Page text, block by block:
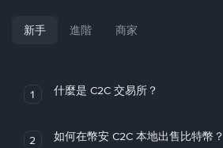
新手 進階 商家
1 什麼是 C2C 交易所？
2 如何在幣安 C2C 本地出售比特幣？